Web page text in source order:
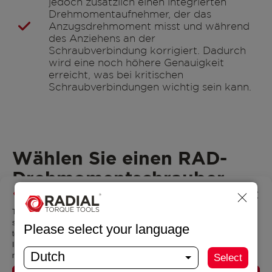
Manage permissions
To provide the best experiences, we use technologies such as cookies to
store and/or access information about your device. By agreeing to these
technologies, we can process data such as browsing behavior or unique
IDs on this site. If you do not give consent or withdraw your consent, this
may have a detrimental effect on certain features and functionalities.
Please select your language
Dutch
Select
Drehmomentaufnehmer, der das
Anzugsdrehmoment misst und während
des Anziehens an der
Schraubverbindung korrigiert. Dadurch
wird eine noch höhere Genauigkeit
erreicht, was bei kritischen
Schraubverbindungen wichtig sein kann.
Wählen Sie einen RAD-
Drehmomentschrauber
aus